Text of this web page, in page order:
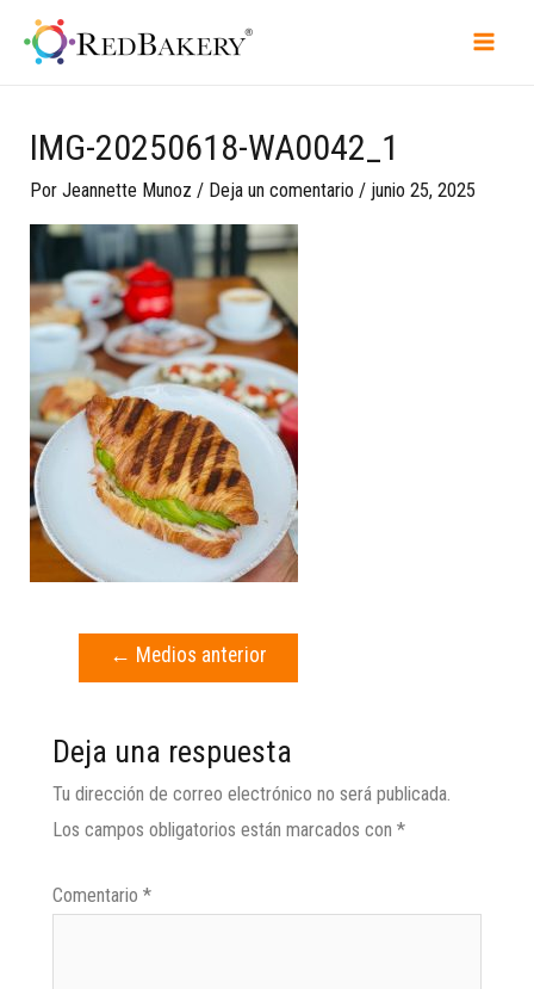
IMG-20250618-WA0042_1
PorJeannette Munoz / Deja un comentario / junio 25, 2025
← Medios anterior
Deja una respuesta
Tu dirección de correo electrónico no será publicada.
Los campos obligatorios están marcados con *
Comentario *